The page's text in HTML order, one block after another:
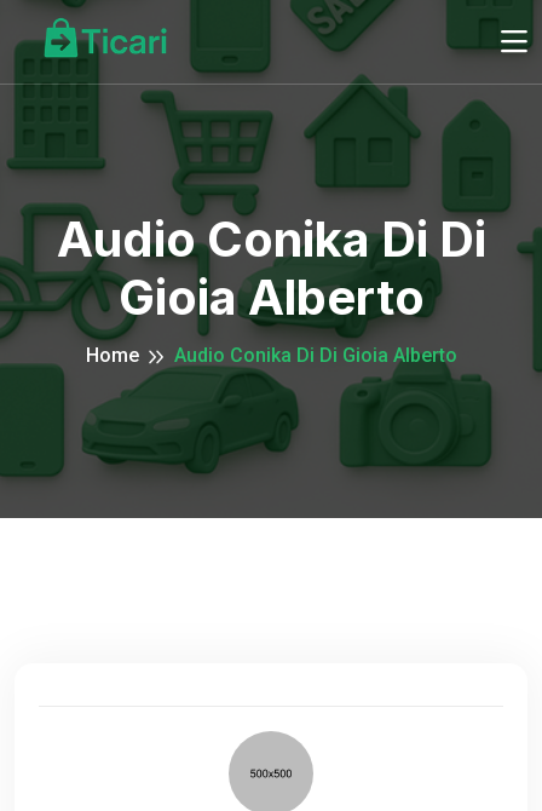
Audio Conika Di Di
Gioia Alberto
Home Audio Conika Di Di Gioia Alberto